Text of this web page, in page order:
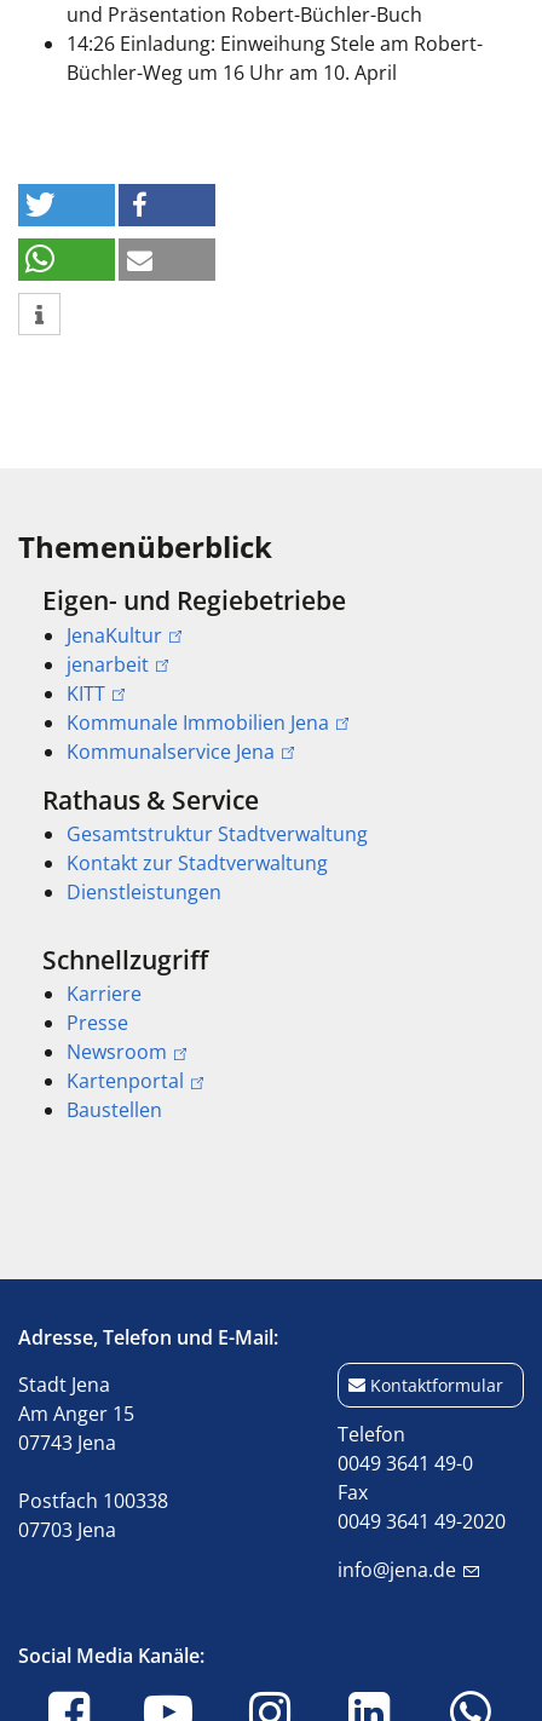
und Präsentation Robert-Büchler-Buch
14:26 Einladung: Einweihung Stele am Robert-
Büchler-Weg um 16 Uhr am 10. April
Themenüberblick
Eigen- und Regiebetriebe
JenaKultur
jenarbeit
KITT
Kommunale Immobilien Jena
Kommunalservice Jena
Rathaus & Service
Gesamtstruktur Stadtverwaltung
Kontakt zur Stadtverwaltung
Dienstleistungen
Schnellzugriff
Karriere
Presse
Newsroom
Kartenportal
Baustellen
Adresse, Telefon und E-Mail:
Stadt Jena
Am Anger 15
07743 Jena
Postfach 100338
07703 Jena
Kontaktformular
Telefon
0049 3641 49-0
Fax
0049 3641 49-2020
info@jena.de
Social Media Kanäle: